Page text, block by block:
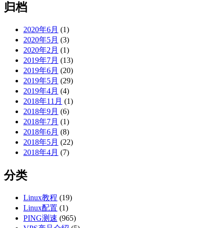
归档
2020年6月 (1)
2020年5月 (3)
2020年2月 (1)
2019年7月 (13)
2019年6月 (20)
2019年5月 (29)
2019年4月 (4)
2018年11月 (1)
2018年9月 (6)
2018年7月 (1)
2018年6月 (8)
2018年5月 (22)
2018年4月 (7)
分类
Linux教程 (19)
Linux配置 (1)
PING测速 (965)